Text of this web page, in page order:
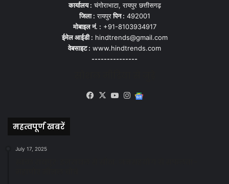
कार्यालय : चंगोराभाटा, रायपुर छत्तीसगढ़
जिला : रायपुरपिन : 492001
मोबाइल नं. : +91-8103934917
ईमेल आईडी : hindtrends@gmail.com
वेबसाइट : www.hindtrends.com
---------------
Facebook
X YouTubeInstagram
महत्वपूर्ण खबरें
July 17, 2025